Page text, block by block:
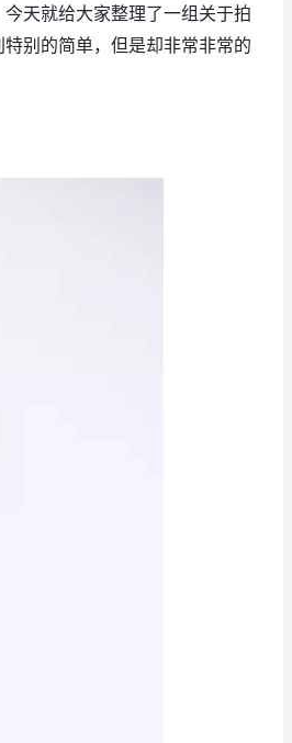
天就给大家整理了一组关于拍
别的简单，但是却非常非常的